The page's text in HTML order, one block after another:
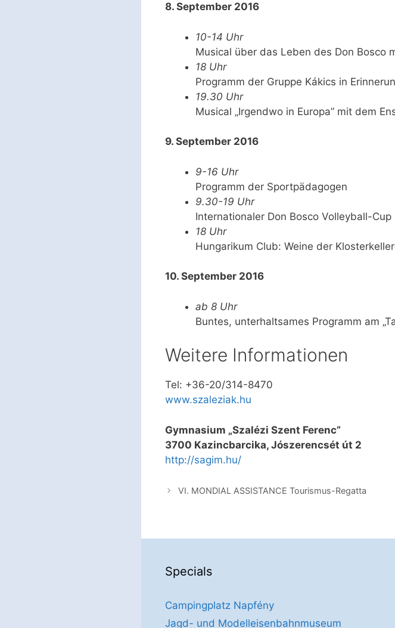
8. September 2016
10-14 Uhr
Musical über das Leben des Don Bosco
18 Uhr
Programm der Gruppe Kákics in
19.30 Uhr
Musical „Irgendwo in Europa” mit dem
9. September 2016
9-16 Uhr
Programm der Sportpädagogen
9.30-19 Uhr
Internationaler Don Bosco Volleyball-Cup
18 Uhr
Hungarikum Club: Weine der
10. September 2016
ab 8 Uhr
Buntes, unterhaltsames Programm am
Weitere Informationen
Tel: +36-20/314-8470
www.szaleziak.hu
Gymnasium „Szalézi Szent Ferenc”
3700 Kazincbarcika, Jószerencsét út 2
http://sagim.hu/
VI. MONDIAL ASSISTANCE Tourismus-Regatta
Specials
Campingplatz Napfény
Jagd- und Modelleisenbahnmuseum